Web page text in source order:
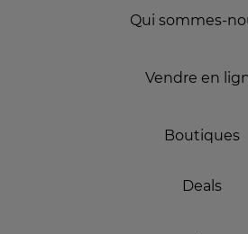
Qui sommes-
Vendre en
Boutiques
Deals